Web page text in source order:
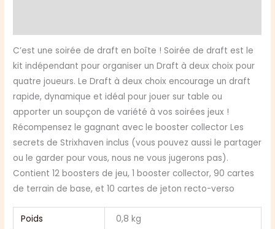
C’est une soirée de draft en boîte ! Soirée de draft est le
kit indépendant pour organiser un Draft à deux choix pour
quatre joueurs. Le Draft à deux choix encourage un draft
rapide, dynamique et idéal pour jouer sur table ou
apporter un soupçon de variété à vos soirées jeux !
Récompensez le gagnant avec le booster collector Les
secrets de Strixhaven inclus (vous pouvez aussi le partager
ou le garder pour vous, nous ne vous jugerons pas).
Contient 12 boosters de jeu, 1 booster collector, 90 cartes
de terrain de base, et 10 cartes de jeton recto-verso
Poids 0,8 kg